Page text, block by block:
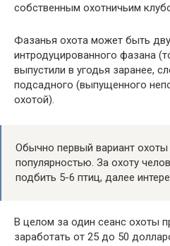
собственным охотничьим
Фазанья охота может быть
интродуцированного фазана
выпустили в угодья заранее,
подсадного (выпущенного
охотой).
Обычно первый вариант охоты
популярностью. За охоту
подбить 5-6 птиц, далее
В целом за один сеанс охоты
заработать от 25 до 50